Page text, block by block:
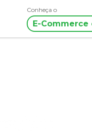
Conheça o
E-Commerce